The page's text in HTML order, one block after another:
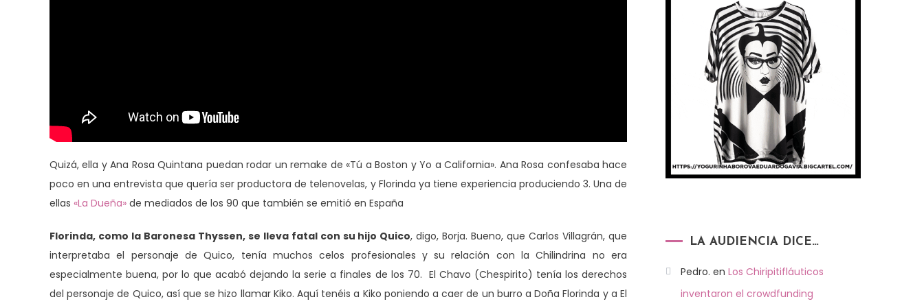
Quizá, ella y Ana Rosa Quintana puedan rodar un remake de «Tú a Boston y Yo a California». Ana Rosa confesaba hace
poco en una entrevista que quería ser productora de telenovelas, y Florinda ya tiene experiencia produciendo 3. Una de
ellas «La Dueña» de mediados de los 90 que también se emitió en España
Florinda, como la Baronesa Thyssen, se lleva fatal con su hijo Quico, digo, Borja. Bueno, que Carlos Villagrán, que
interpretaba el personaje de Quico, tenía muchos celos profesionales y su relación con la Chilindrina no era
especialmente buena, por lo que acabó dejando la serie a finales de los 70. El Chavo (Chespirito) tenía los derechos
del personaje de Quico, así que se hizo llamar Kiko. Aquí tenéis a Kiko poniendo a caer de un burro a Doña Florinda y a El
LA AUDIENCIA DICE…
Pedro. en Los Chiripitifláuticos
inventaron el crowdfunding